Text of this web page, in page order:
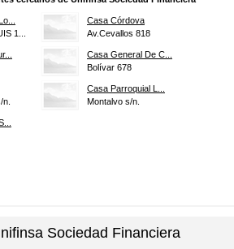
1...
Casa Córdova
Av.Cevallos 818
Casa General De C...
Bolívar 678
Casa Parroquial L...
Montalvo s/n.
Sociedad Financiera